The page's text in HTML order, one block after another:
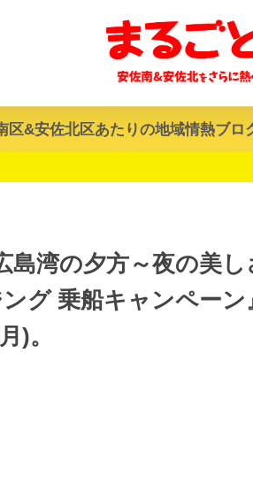
区&安佐北区あたりの地域情熱ブロ
島湾の夕方～夜の美
グ 乗船キャンペーン
)。